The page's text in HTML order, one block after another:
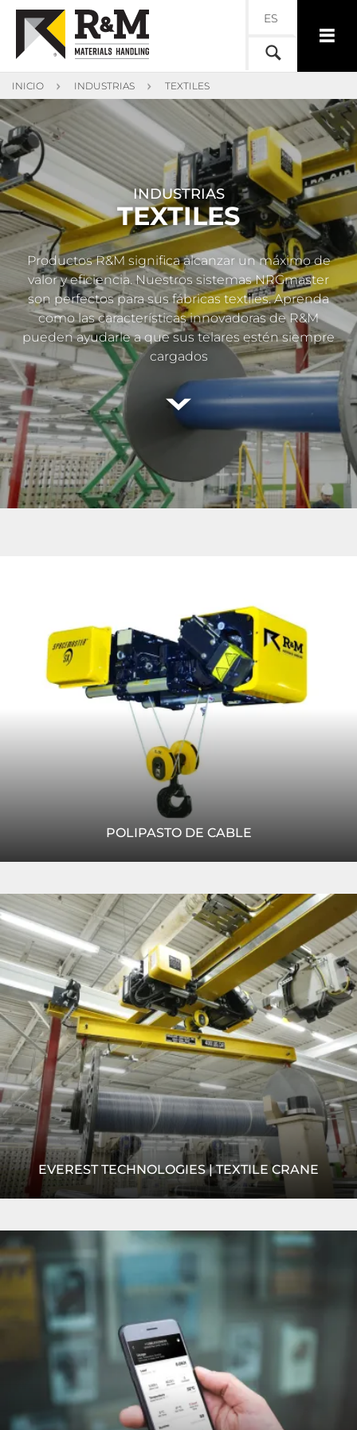
ES
INICIO INDUSTRIAS TEXTILES
INDUSTRIAS
TEXTILES
Productos R&M significa alcanzar un máximo de
valor y eficiencia. Nuestros sistemas NRGmaster
son perfectos para sus fábricas textiles. Aprenda
como las características innovadoras de R&M
pueden ayudarle a que sus telares estén siempre
cargados
POLIPASTO DE CABLE
La versión estándar del polipasto de cable Spacemaster
SX de R&M incluye todo lo que usted necesita para
comenzar a trabajar de forma rápida y segura. Este
polipasto...
LEER MÁS
EVEREST TECHNOLOGIES | TEXTILE CRANE
Everest needed an efficient overhead crane method to
feed its looms with yarn and fabric rolls. R&M's
NRGmaster crane was the perfect product!
READ MORE
Read
More
Leer